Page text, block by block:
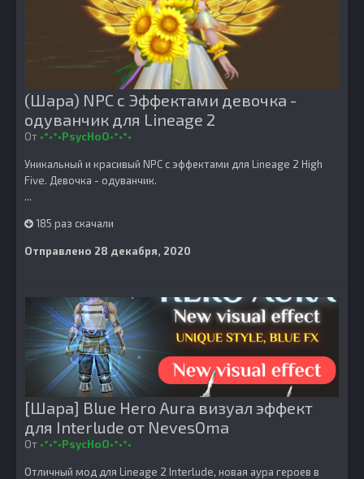
(Шара) NPC с Эффектами девочка -
одуванчик для Lineage 2
От •°•°•PsycHoO•°•°•
Уникальный и красивый NPC с эффектами для Lineage 2 High
Five. Девочка - одуванчик.
...
185 раз скачали
Отправлено 28 декабря, 2020
[Шара] Blue Hero Aura визуал эффект
для Interlude от NevesOma
От •°•°•PsycHoO•°•°•
Отличный мод для Lineage 2 Interlude, новая аура героев в